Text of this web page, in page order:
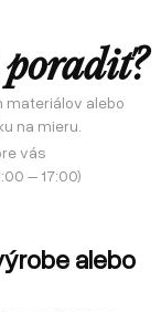
poradiť?
materiálov alebo
na mieru.
vás
– 17:00)
alebo